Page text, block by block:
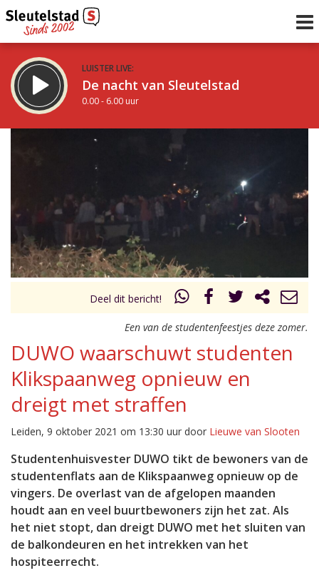
LUISTER LIVE:
De nacht van Sleutelstad
0.00 - 6.00 uur
De ochtend van Sleutelstad
Volgend uur
Inklappen
Deel dit bericht!
Een van de studentenfeestjes deze zomer.
DUWO waarschuwt studenten
Klikspaanweg opnieuw en
dreigt met straffen
Leiden, 9 oktober 2021 om 13:30 uur door Lieuwe van Slooten
Studentenhuisvester DUWO tikt de bewoners van de
studentenflats aan de Klikspaanweg opnieuw op de
vingers. De overlast van de afgelopen maanden
houdt aan en veel buurtbewoners zijn het zat. Als
het niet stopt, dan dreigt DUWO met het sluiten van
de balkondeuren en het intrekken van het
hospiteerrecht.